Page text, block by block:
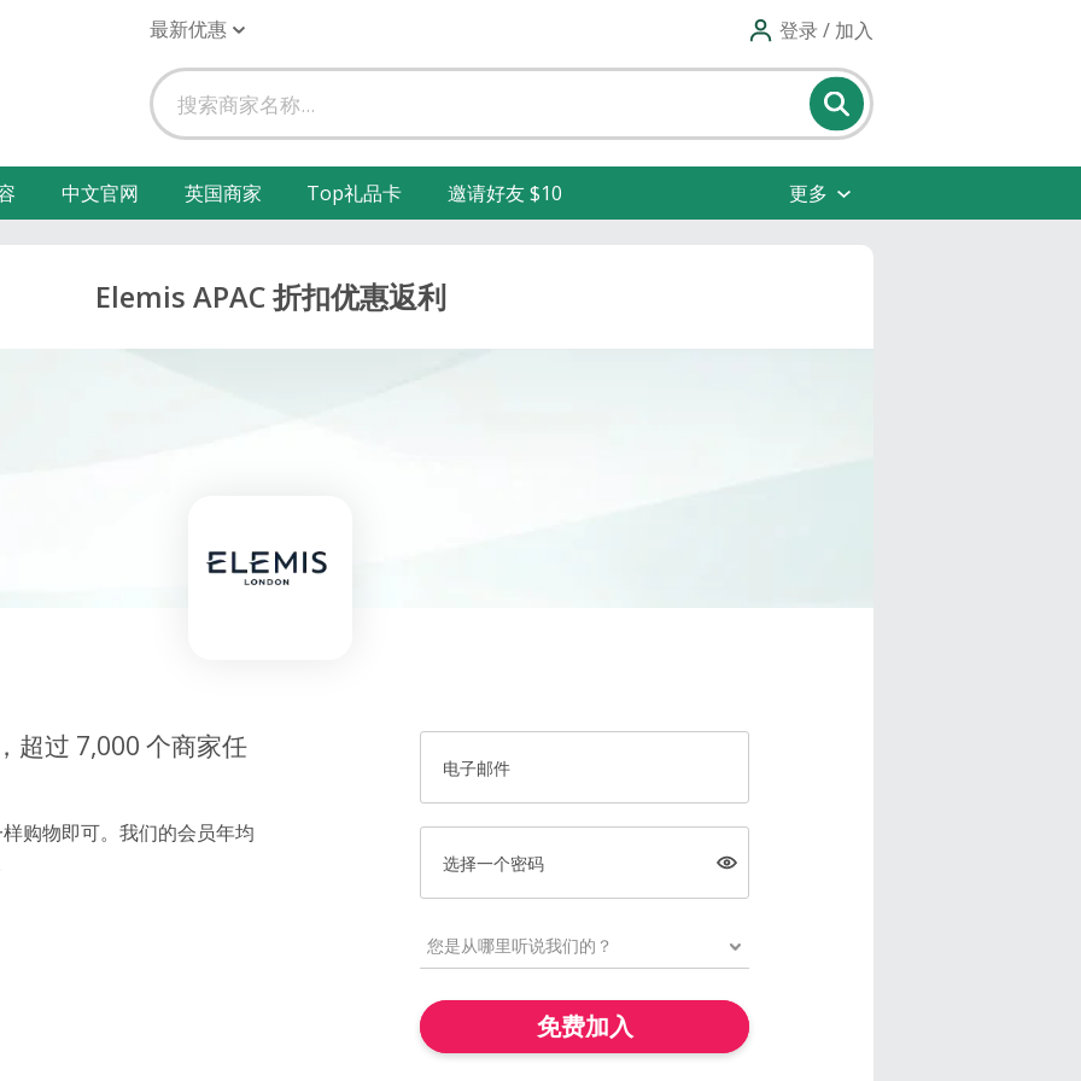
最新优惠 登录 / 加入
中文官网 英国商家 Top礼品卡 邀请好友 $10 更多
Elemis APAC 折扣优惠返利
超过 7,000 个商家任
购物即可。我们的会员年均
电子邮件
选择一个密码
免费加入